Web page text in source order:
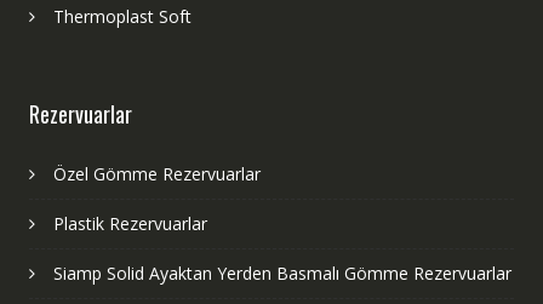
Thermoplast Soft
Rezervuarlar
Özel Gömme Rezervuarlar
Plastik Rezervuarlar
Siamp Solid Ayaktan Yerden Basmalı Gömme Rezervuarlar